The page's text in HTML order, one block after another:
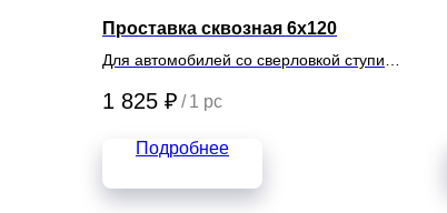
Проставка сквозная 6х120
Для автомобилей со сверловкой ступиц
1 825 ₽ / 1 pc
Подробнее